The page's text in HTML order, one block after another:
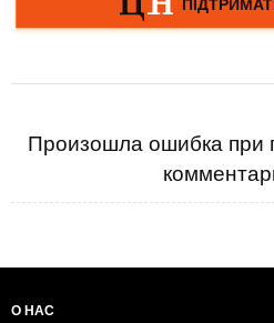
Произошла ошибка при
О НАС